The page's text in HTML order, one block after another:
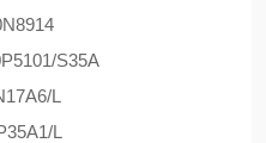
S35A
L
L